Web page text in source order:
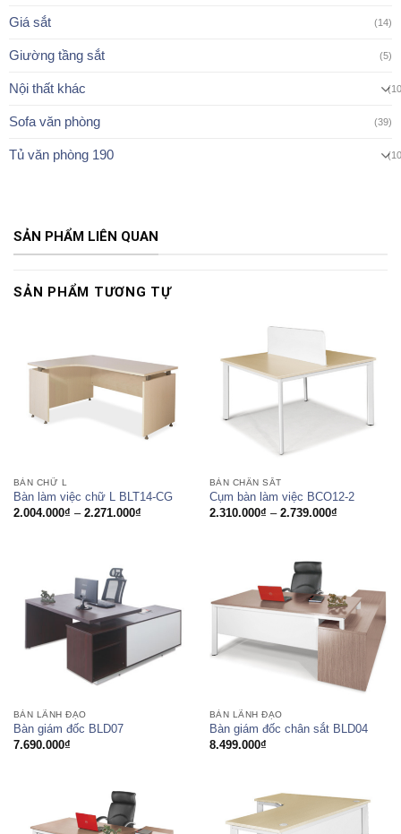
Giá sắt (14)
Giường tầng sắt (5)
Nội thất khác
Sofa văn phòng (39)
Tủ văn phòng 190
SẢN PHẨM LIÊN QUAN
SẢN PHẨM TƯƠNG TỰ
BÀN CHỮ L
Bàn làm việc chữ L BLT14-CG
2.004.000₫ – 2.271.000₫Khoảng
BÀN CHÂN SẮT
Cụm bàn làm việc BCO12-2
2.310.000₫ – 2.739.000₫Khoảng
BÀN LÃNH ĐẠO
Bàn giám đốc BLD07
7.690.000₫
BÀN LÃNH ĐẠO
Bàn giám đốc chân sắt BLD04
8.499.000₫